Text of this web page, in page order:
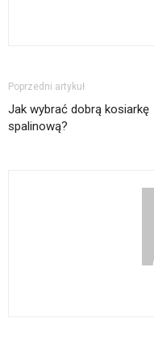
Poprzedni artykuł
Jak wybrać dobrą kosiarkę
spalinową?